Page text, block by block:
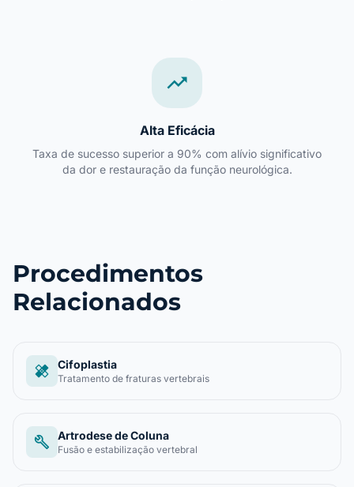
trending_up
Alta Eficácia
Taxa de sucesso superior a 90% com alívio significativo
da dor e restauração da função neurológica.
Procedimentos
Relacionados
healing Cifoplastia
Tratamento de fraturas vertebrais
build Artrodese de Coluna
Fusão e estabilização vertebral